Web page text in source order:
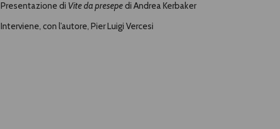
Presentazione di Vite da presepedi Andrea Kerbaker
Interviene, con l’autore, Pier Luigi Vercesi